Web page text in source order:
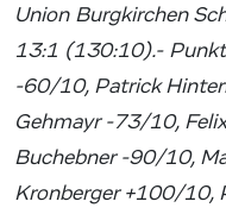
Union Burgkirchen
13:1 (130:10).-
-60/10, Patrick
Gehmayr -73/10,
Buchebner -90/10,
Kronberger +100/10,